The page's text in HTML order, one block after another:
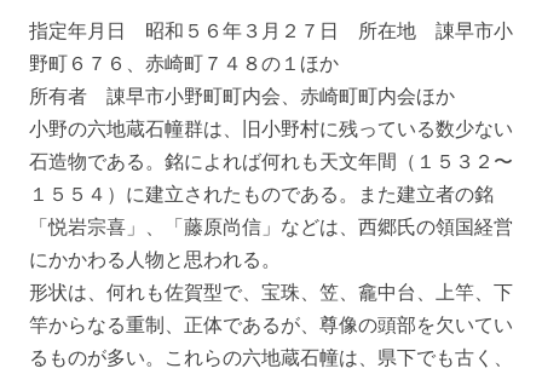
指定年月日 昭和５６年３月２７日 所在地 諌早市小
野町６７６、赤崎町７４８の１ほか
所有者 諌早市小野町町内会、赤崎町町内会ほか
小野の六地蔵石幢群は、旧小野村に残っている数少ない
石造物である。銘によれば何れも天文年間（１５３２〜
１５５４）に建立されたものである。また建立者の銘
「悦岩宗喜」、「藤原尚信」などは、西郷氏の領国経営
にかかわる人物と思われる。
形状は、何れも佐賀型で、宝珠、笠、龕中台、上竿、下
竿からなる重制、正体であるが、尊像の頭部を欠いてい
るものが多い。これらの六地蔵石幢は、県下でも古く、